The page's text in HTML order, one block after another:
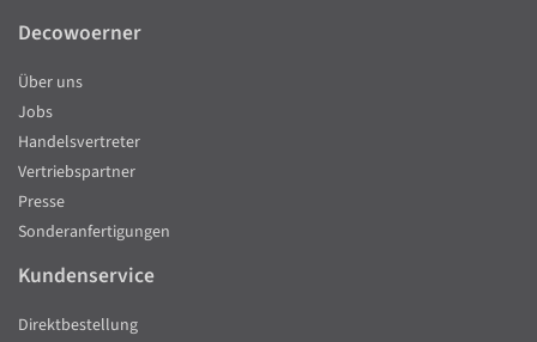
Decowoerner
Über uns
Jobs
Handelsvertreter
Vertriebspartner
Presse
Sonderanfertigungen
Kundenservice
Direktbestellung